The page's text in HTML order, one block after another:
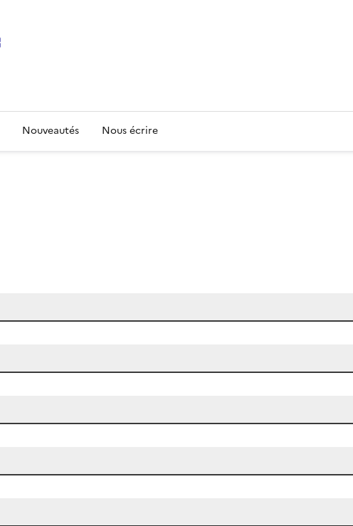
Nouveautés Nous écrire